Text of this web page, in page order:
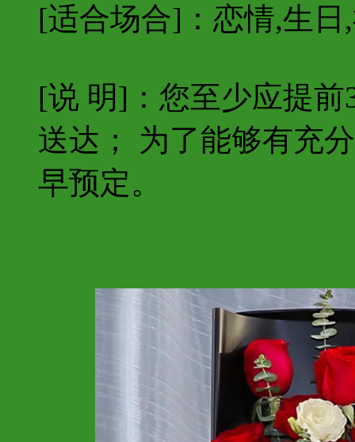
[适合场合]：恋情,生日
[说 明]：您至少应提
送达； 为了能够有充
早预定。